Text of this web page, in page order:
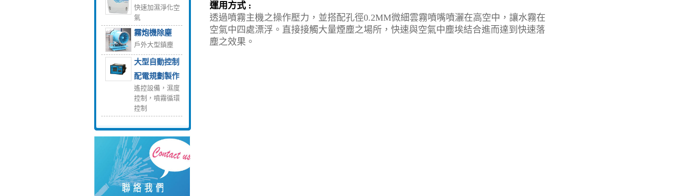
快速加濕淨化空
氣
霧炮機除塵
戶外大型鎮塵
大型自動控制
配電規劃製作
遙控設備，濕度
控制，噴霧循環
控制
運用方式 :
透過噴霧主機之操作壓力，並搭配孔徑0.2MM微細雲霧噴嘴噴灑在高空中，讓水霧在
空氣中四處漂浮。直接接觸大量煙塵之場所，快速與空氣中塵埃結合進而達到快速落
塵之效果。